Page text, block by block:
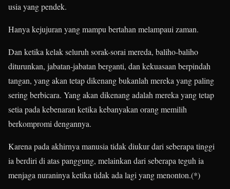
usia yang pendek.
Hanya kejujuran yang mampu bertahan melampaui zaman.
Dan ketika kelak seluruh sorak-sorai mereda, baliho-baliho
diturunkan, jabatan-jabatan berganti, dan kekuasaan berpindah
tangan, yang akan tetap dikenang bukanlah mereka yang paling
sering berbicara. Yang akan dikenang adalah mereka yang tetap
setia pada kebenaran ketika kebanyakan orang memilih
berkompromi dengannya.
Karena pada akhirnya manusia tidak diukur dari seberapa tinggi
ia berdiri di atas panggung, melainkan dari seberapa teguh ia
menjaga nuraninya ketika tidak ada lagi yang menonton.(*)